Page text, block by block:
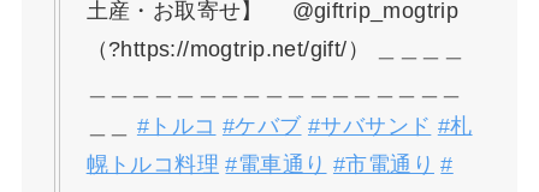
土産・お取寄せ】 @giftrip_mogtrip
（?https://mogtrip.net/gift/） ＿＿＿＿
#トルコ #ケバブ #サバサンド #札
幌トルコ料理 #電車通り #市電通り #